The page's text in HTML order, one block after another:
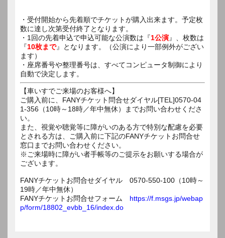
・受付開始から先着順でチケットが購入出来ます。予定枚
数に達し次第受付終了となります。
・1回の先着申込で申込可能な公演数は『1公演』、枚数は
『10枚まで』となります。（公演により一部例外がござい
ます）
・座席番号や整理番号は、すべてコンピュータ制御により
自動で決定します。
【車いすでご来場のお客様へ】
ご購入前に、FANYチケット問合せダイヤル[TEL]0570-04
1-356（10時～18時／年中無休）までお問い合わせくださ
い。
また、視覚や聴覚等に障がいのある方で特別な配慮を必要
とされる方は、ご購入前に下記のFANYチケットお問合せ
窓口までお問い合わせください。
※ご来場時に障がい者手帳等のご提示をお願いする場合が
ございます。
FANYチケットお問合せダイヤル 0570-550-100（10時～
19時／年中無休）
FANYチケットお問合せフォーム https://f.msgs.jp/webap
p/form/18802_evbb_16/index.do